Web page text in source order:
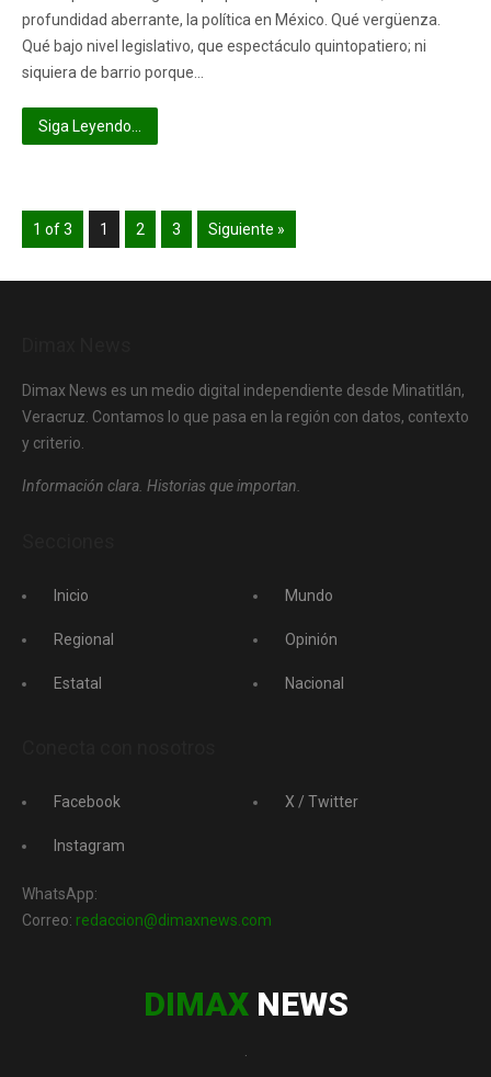
profundidad aberrante, la política en México. Qué vergüenza.
Qué bajo nivel legislativo, que espectáculo quintopatiero; ni
siquiera de barrio porque…
Siga Leyendo...
1 of 3 1 2 3 Siguiente »
Dimax News es un medio digital independiente desde Minatitlán,
Veracruz. Contamos lo que pasa en la región con datos, contexto
y criterio.
Información clara. Historias que importan.
Inicio
Regional
Estatal
Mundo
Opinión
Nacional
Facebook
Instagram
X / Twitter
WhatsApp:
Correo: redaccion@dimaxnews.com
DIMAXNEWS